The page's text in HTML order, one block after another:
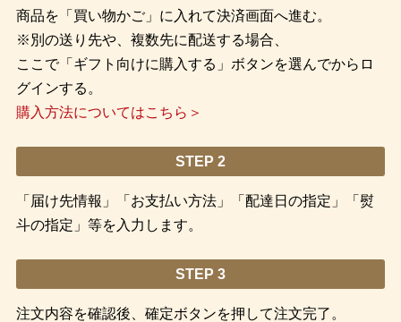
商品を「買い物かご」に入れて決済画面へ進む。
※別の送り先や、複数先に配送する場合、
ここで「ギフト向けに購入する」ボタンを選んでからロ
グインする。
購入方法についてはこちら＞
STEP 2
「届け先情報」「お支払い方法」「配達日の指定」「熨
斗の指定」等を入力します。
STEP 3
注文内容を確認後、確定ボタンを押して注文完了。